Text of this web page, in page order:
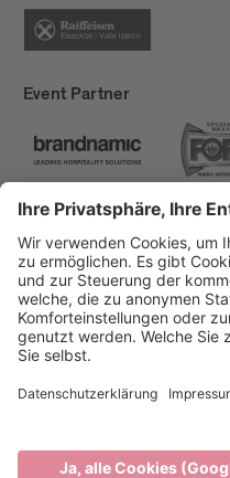
Event Partner
Brixen Tourismus
Privacy
Impressum
produced by